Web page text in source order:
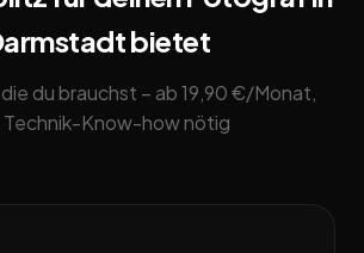
bietet
du brauchst – ab 19,90 €/Monat,
Technik-Know-how nötig